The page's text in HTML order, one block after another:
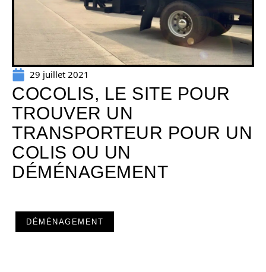
29 juillet 2021
COCOLIS, LE SITE POUR
TROUVER UN
TRANSPORTEUR POUR UN
COLIS OU UN
DÉMÉNAGEMENT
DÉMÉNAGEMENT